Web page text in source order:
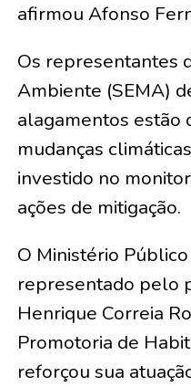
afirmou Afonso
Os representantes
Ambiente (SEMA)
alagamentos estão
mudanças
investido no
ações de mitigação.
O Ministério
representado pelo
Henrique Correia
Promotoria de
reforçou sua